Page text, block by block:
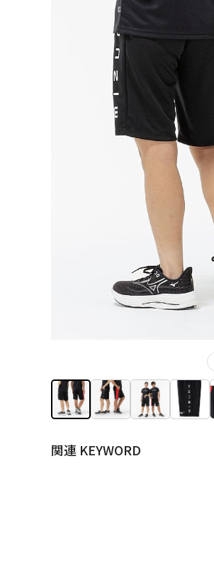
関連 KEYWORD